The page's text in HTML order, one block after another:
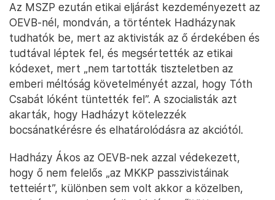
Az MSZP ezután etikai eljárást kezdeményezett az
OEVB-nél, mondván, a történtek Hadházynak
tudhatók be, mert az aktivisták az ő érdekében és
tudtával léptek fel, és megsértették az etikai
kódexet, mert „nem tartották tiszteletben az
emberi méltóság követelményét azzal, hogy Tóth
Csabát lóként tüntették fel”. A szocialisták azt
akarták, hogy Hadházyt kötelezzék
bocsánatkérésre és elhatárolódásra az akciótól.
Hadházy Ákos az OEVB-nek azzal védekezett,
hogy ő nem felelős „az MKKP passzivistáinak
tetteiért”, különben sem volt akkor a közelben,